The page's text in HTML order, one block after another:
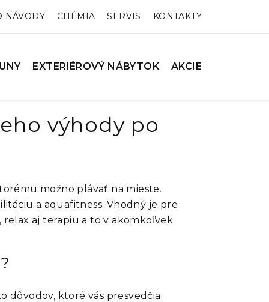
NÁVODY CHÉMIA SERVIS KONTAKTY
EXTERIÉROVÝ NÁBYTOK AKCIE
výhody po
možno plávať na mieste.
a aquafitness. Vhodný je pre
aj terapiu a to v akomkoľvek
dôvodov, ktoré vás presvedčia.